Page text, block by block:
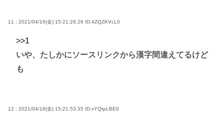
11 : 2021/04/16(金) 15:21:26.26 ID:4ZQZKVcL0
>>1
いや、たしかにソースリンクから漢字間違えてるけど
も
12 : 2021/04/16(金) 15:21:53.35 ID:vYQtpLBE0